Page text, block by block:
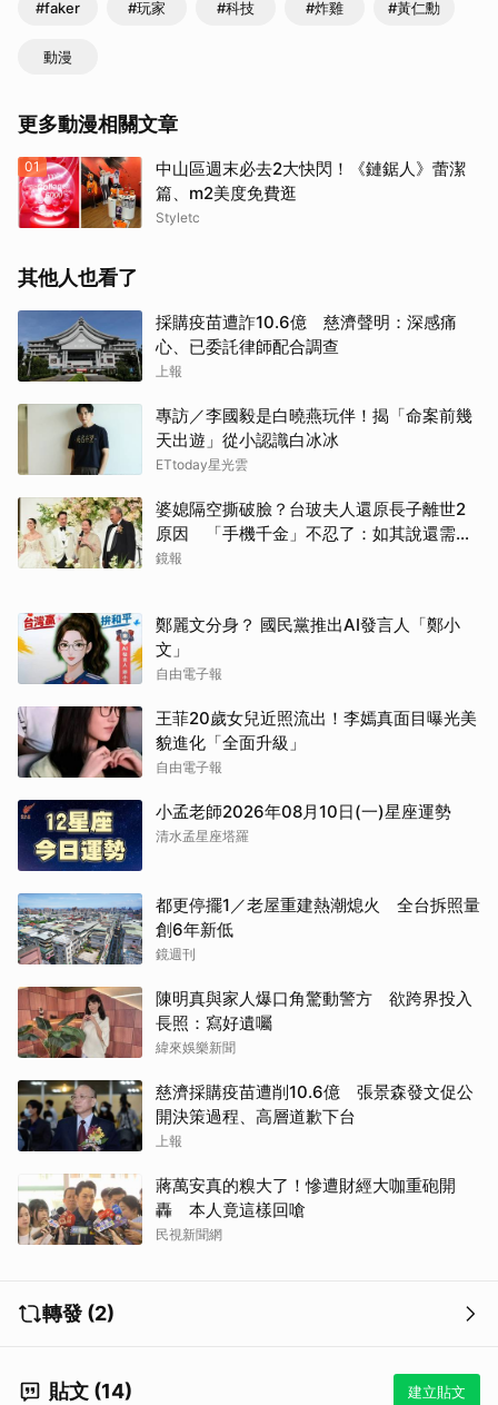
#faker #玩家 #科技 #炸雞 #黃仁勳
動漫
更多動漫相關文章
01
中山區週末必去2大快閃！《鏈鋸人》蕾潔
篇、m2美度免費逛
Styletc
其他人也看了
採購疫苗遭詐10.6億 慈濟聲明：深感痛
心、已委託律師配合調查
上報
專訪／李國毅是白曉燕玩伴！揭「命案前幾
天出遊」從小認識白冰冰
ETtoday星光雲
婆媳隔空撕破臉？台玻夫人還原長子離世2
原因 「手機千金」不忍了：如其說還需要
離開嗎？
鏡報
鄭麗文分身？ 國民黨推出AI發言人「鄭小
文」
自由電子報
王菲20歲女兒近照流出！李嫣真面目曝光美
貌進化「全面升級」
自由電子報
小孟老師2026年08月10日(一)星座運勢
清水孟星座塔羅
都更停擺1／老屋重建熱潮熄火 全台拆照量
創6年新低
鏡週刊
陳明真與家人爆口角驚動警方 欲跨界投入
長照：寫好遺囑
緯來娛樂新聞
慈濟採購疫苗遭削10.6億 張景森發文促公
開決策過程、高層道歉下台
上報
蔣萬安真的糗大了！慘遭財經大咖重砲開
轟 本人竟這樣回嗆
民視新聞網
轉發 (2)
貼文 (14) 建立貼文